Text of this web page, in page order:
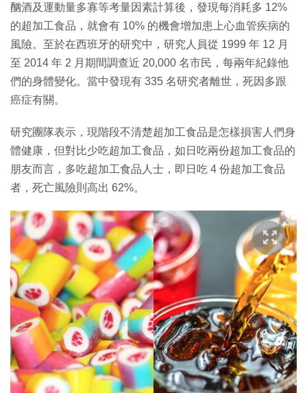
酗酒及運動量多寡等考量因素計算後，發現每消耗多 12%
的超加工食品，就會有 10% 的機會增加患上心血管疾病的
風險。至於在西班牙的研究中，研究人員從 1999 年 12 月
至 2014 年 2 月期間調查近 20,000 名市民，每兩年紀錄他
們的身體變化。當中發現有 335 名研究者離世，死因多跟
癌症有關。
研究團隊表示，現階段不清楚超加工食品是怎樣損害人們身
體健康，但對比少吃超加工食品，如日吃兩份超加工食品的
朋友而言，多吃超加工食品人士，即日吃 4 份超加工食品
者，死亡風險則高出 62%。